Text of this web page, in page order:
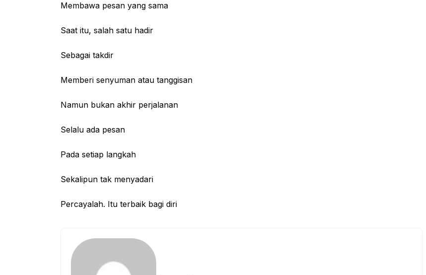
Membawa pesan yang sama
Saat itu, salah satu hadir
Sebagai takdir
Memberi senyuman atau tanggisan
Namun bukan akhir perjalanan
Selalu ada pesan
Pada setiap langkah
Sekalipun tak menyadari
Percayalah. Itu terbaik bagi diri